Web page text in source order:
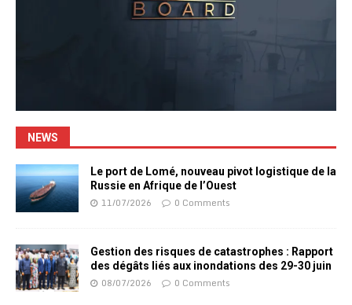
NEWS
Le port de Lomé, nouveau pivot logistique de la
Russie en Afrique de l’Ouest
11/07/2026 0 Comments
Gestion des risques de catastrophes : Rapport
des dégâts liés aux inondations des 29-30 juin
08/07/2026 0 Comments